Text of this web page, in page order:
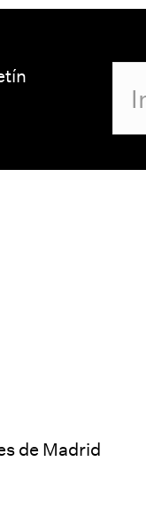
de Madrid